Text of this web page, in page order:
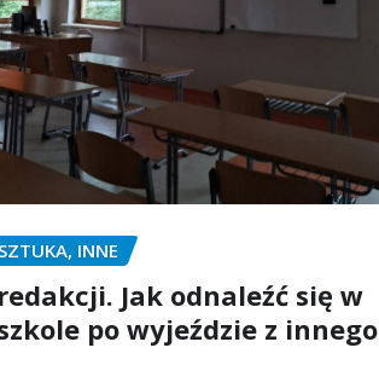
INNE
Jak odnaleźć się w
po wyjeździe z innego